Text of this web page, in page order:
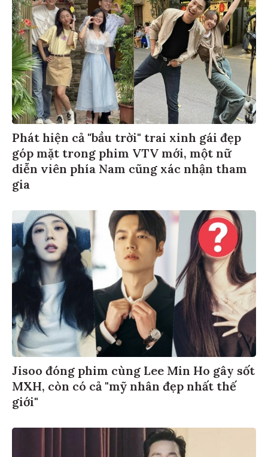
Phát hiện cả "bầu trời" trai xinh gái đẹp
góp mặt trong phim VTV mới, một nữ
diễn viên phía Nam cũng xác nhận tham
gia
Jisoo đóng phim cùng Lee Min Ho gây sốt
MXH, còn có cả "mỹ nhân đẹp nhất thế
giới"